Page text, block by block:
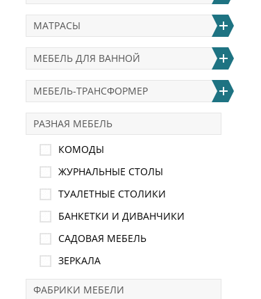
МАТРАСЫ
МЕБЕЛЬ ДЛЯ ВАННОЙ
МЕБЕЛЬ-ТРАНСФОРМЕР
РАЗНАЯ МЕБЕЛЬ
КОМОДЫ
ЖУРНАЛЬНЫЕ СТОЛЫ
ТУАЛЕТНЫЕ СТОЛИКИ
БАНКЕТКИ И ДИВАНЧИКИ
САДОВАЯ МЕБЕЛЬ
ЗЕРКАЛА
ФАБРИКИ МЕБЕЛИ